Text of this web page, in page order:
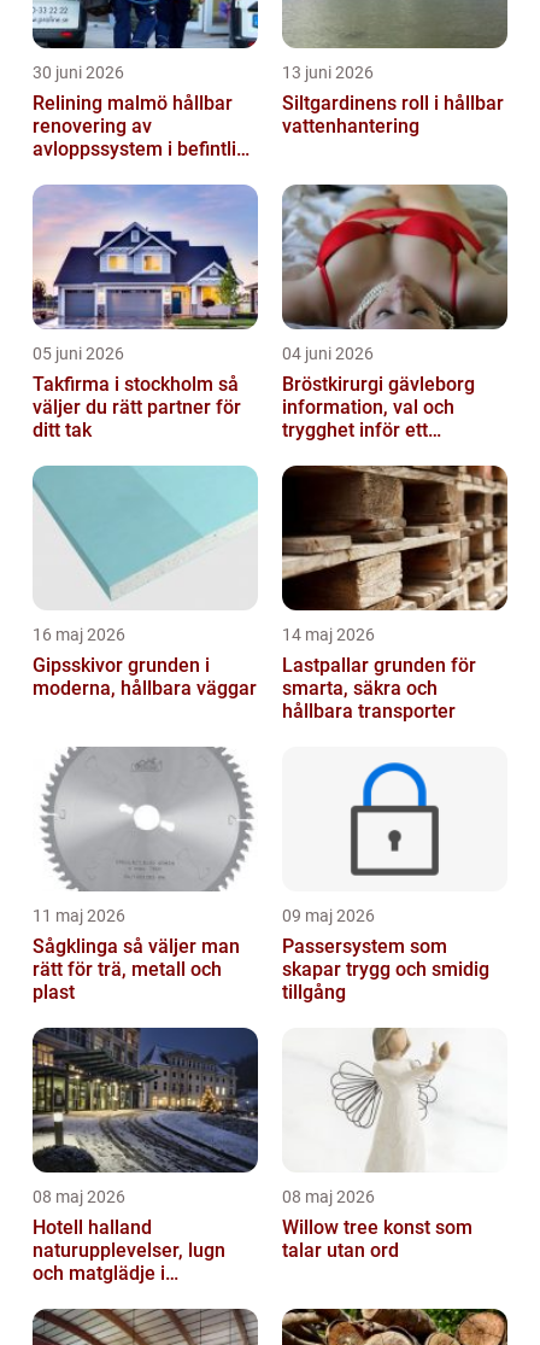
30 juni 2026
Relining malmö hållbar
renovering av
avloppssystem i befintliga
13 juni 2026
Siltgardinens roll i hållbar
vattenhantering
05 juni 2026
Takfirma i stockholm så
väljer du rätt partner för
ditt tak
04 juni 2026
Bröstkirurgi gävleborg
information, val och
trygghet inför ett
16 maj 2026
Gipsskivor grunden i
moderna, hållbara väggar
14 maj 2026
Lastpallar grunden för
smarta, säkra och
hållbara transporter
11 maj 2026
Sågklinga så väljer man
rätt för trä, metall och
plast
09 maj 2026
Passersystem som
skapar trygg och smidig
tillgång
08 maj 2026
Hotell halland
naturupplevelser, lugn
och matglädje i
08 maj 2026
Willow tree konst som
talar utan ord